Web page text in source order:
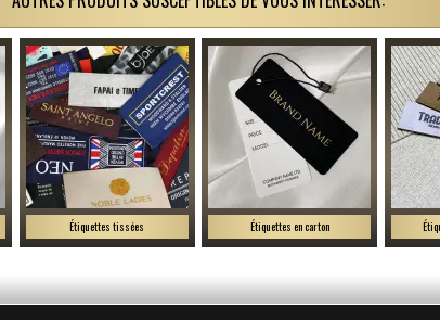
Étiquettes tissées Étiquettes en carton